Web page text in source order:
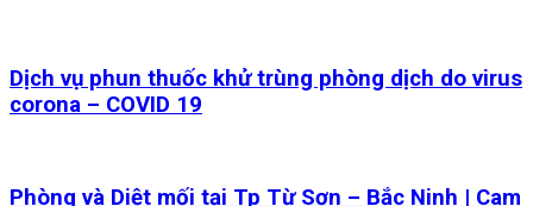
Dịch vụ phun thuốc khử trùng phòng dịch do virus
corona – COVID 19
Phòng và Diệt mối tại Tp Từ Sơn – Bắc Ninh | Cam